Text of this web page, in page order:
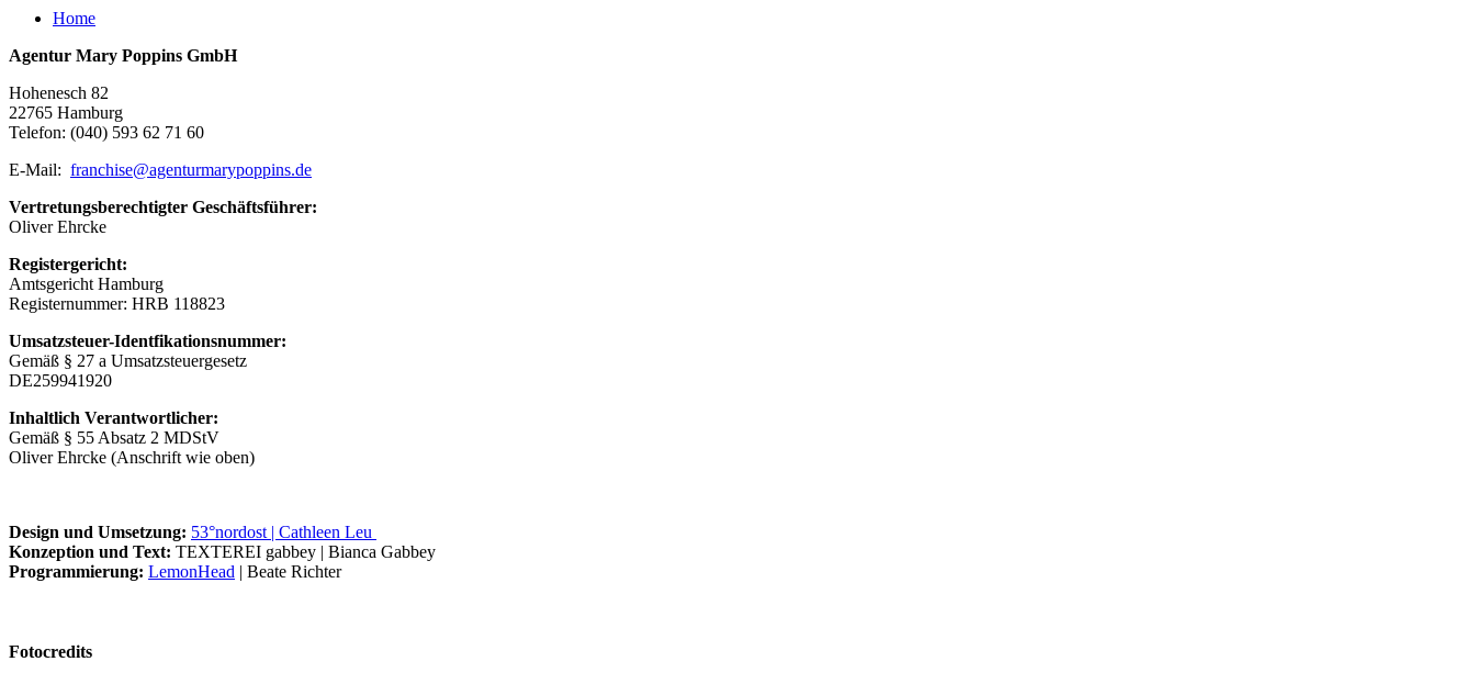
Home
Agentur Mary Poppins GmbH
Hohenesch 82
22765 Hamburg
Telefon: (040) 593 62 71 60
E-Mail: franchise@agenturmarypoppins.de
Vertretungsberechtigter Geschäftsführer:
Oliver Ehrcke
Registergericht:
Amtsgericht Hamburg
Registernummer: HRB 118823
Umsatzsteuer-Identfikationsnummer:
Gemäß § 27 a Umsatzsteuergesetz
DE259941920
Inhaltlich Verantwortlicher:
Gemäß § 55 Absatz 2 MDStV
Oliver Ehrcke (Anschrift wie oben)
Design und Umsetzung: 53°nordost | Cathleen Leu
Konzeption und Text: TEXTEREI gabbey | Bianca Gabbey
Programmierung: LemonHead | Beate Richter
Fotocredits